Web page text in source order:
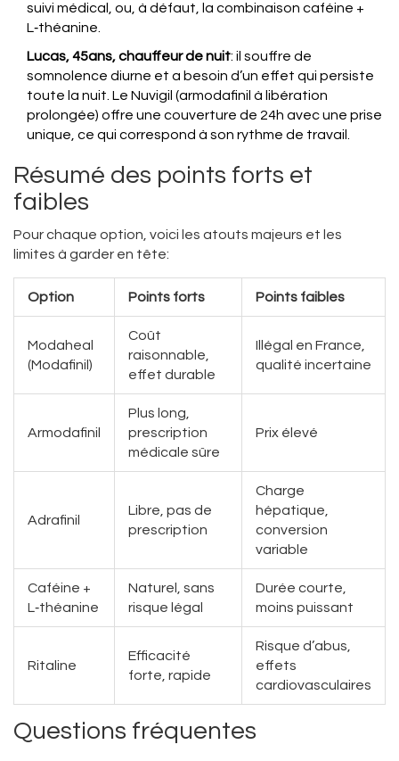
suivi médical, ou, à défaut, la combinaison caféine +
L‑théanine.
Lucas, 45ans, chauffeur de nuit: il souffre de
somnolence diurne et a besoin d’un effet qui persiste
toute la nuit. Le Nuvigil (armodafinil à libération
prolongée) offre une couverture de 24h avec une prise
unique, ce qui correspond à son rythme de travail.
Résumé des points forts et
faibles
Pour chaque option, voici les atouts majeurs et les
limites à garder en tête:
Option Points forts Points faibles
Modaheal
(Modafinil)
Coût
raisonnable,
effet durable
Illégal en France,
qualité incertaine
Armodafinil
Plus long,
prescription
médicale sûre
Prix élevé
Adrafinil
Libre, pas de
prescription
Charge
hépatique,
conversion
variable
Caféine +
L‑théanine
Naturel, sans
risque légal
Durée courte,
moins puissant
Ritaline
Efficacité
forte, rapide
Risque d’abus,
effets
cardiovasculaires
Questions fréquentes